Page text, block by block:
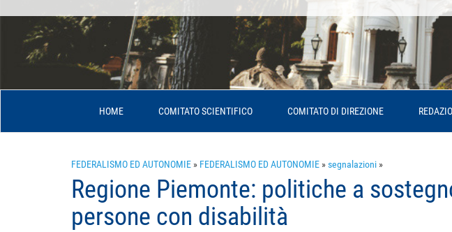
HOME COMITATO SCIENTIFICO COMITATO DI DIREZIONE
FEDERALISMO ED AUTONOMIE » FEDERALISMO ED AUTONOMIE »segnalazioni »
Regione Piemonte: politiche a
persone con disabilità